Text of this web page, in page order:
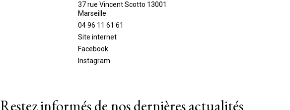
37 rue Vincent Scotto 13001
Marseille
04 96 11 61 61
Site internet
Facebook
Instagram
Restez informés de nos dernières actualités